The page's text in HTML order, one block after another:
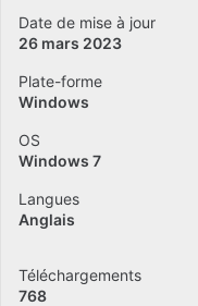
Date de mise à jour
26 mars 2023
Plate-forme
Windows
OS
Windows 7
Langues
Anglais
Téléchargements
768